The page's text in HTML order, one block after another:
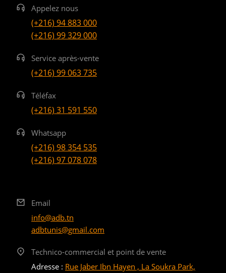
Appelez nous
(+216) 94 883 000
(+216) 99 329 000
Service après-vente
(+216) 99 063 735
Téléfax
(+216) 31 591 550
Whatsapp
(+216) 98 354 535
(+216) 97 078 078
Email
info@adb.tn
adbtunis@gmail.com
Technico-commercial et point de vente
Adresse : Rue Jaber Ibn Hayen , La Soukra Park,